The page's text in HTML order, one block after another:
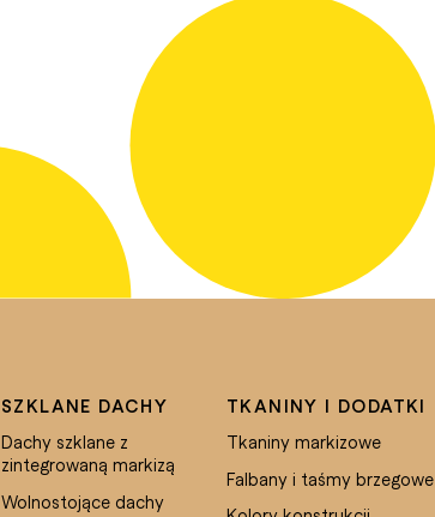
SZKLANE DACHY
Dachy szklane z
zintegrowaną markizą
Wolnostojące dachy
TKANINY I DODATKI
Tkaniny markizowe
Falbany i taśmy brzegowe